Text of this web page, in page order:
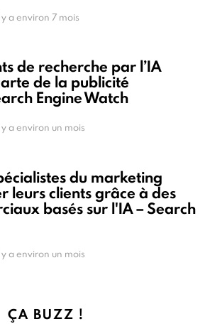
y a environ 7 mois
de recherche par l’IA
de la publicité
Engine Watch
y a environ un mois
du marketing
leurs clients grâce à des
basés sur l'IA – Search
y a environ un mois
ÇA BUZZ !